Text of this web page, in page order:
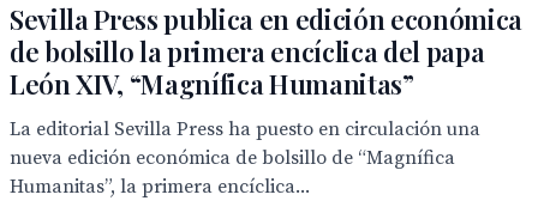
Sevilla Press publica en edición económica
de bolsillo la primera encíclica del papa
León XIV, “Magnífica Humanitas”
La editorial Sevilla Press ha puesto en circulación una
nueva edición económica de bolsillo de “Magnífica
Humanitas”, la primera encíclica...